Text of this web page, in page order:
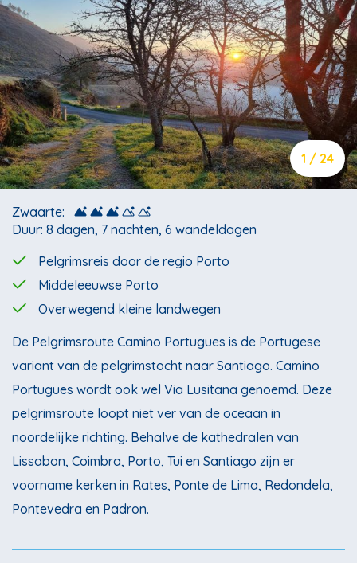
1 / 24
Zwaarte:
Duur: 8 dagen, 7 nachten, 6 wandeldagen
Pelgrimsreis door de regio Porto
Middeleeuwse Porto
Overwegend kleine landwegen
De Pelgrimsroute Camino Portugues is de Portugese
variant van de pelgrimstocht naar Santiago. Camino
Portugues wordt ook wel Via Lusitana genoemd. Deze
pelgrimsroute loopt niet ver van de oceaan in
noordelijke richting. Behalve de kathedralen van
Lissabon, Coimbra, Porto, Tui en Santiago zijn er
voorname kerken in Rates, Ponte de Lima, Redondela,
Pontevedra en Padron.